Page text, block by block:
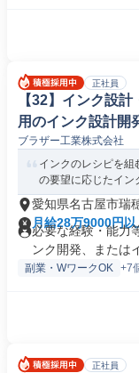
正社員
【32】インク設
用のインク設計開
ブラザー工業株式会社
インクのレシピを組
の要望に応じたイン
愛知県名古屋市瑞
月給28万9000円以
必要な経験・能力
ンク開発、または
副業・WワークOK +7
正社員